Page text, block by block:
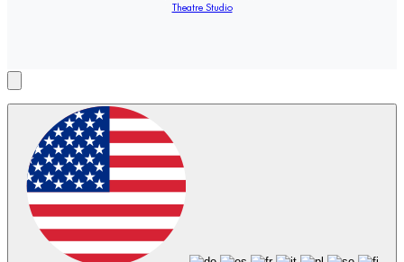
Theatre Studio